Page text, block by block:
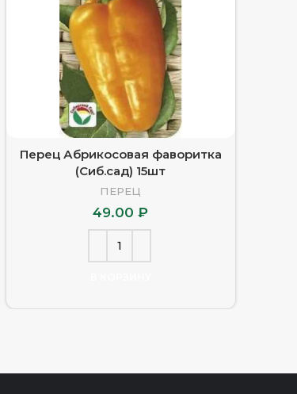
Перец Абрикосовая фаворитка
(Сиб.сад) 15шт
ПЕРЕЦ
49.00₽